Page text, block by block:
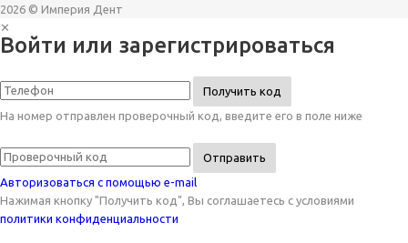
2026 © Империя Дент
✕
Войти или зарегистрироваться
Получить код
На номер отправлен проверочный код, введите его в поле ниже
Отправить
Авторизоваться с помощью e-mail
Нажимая кнопку "Получить код", Вы соглашаетесь c условиями
политики конфиденциальности